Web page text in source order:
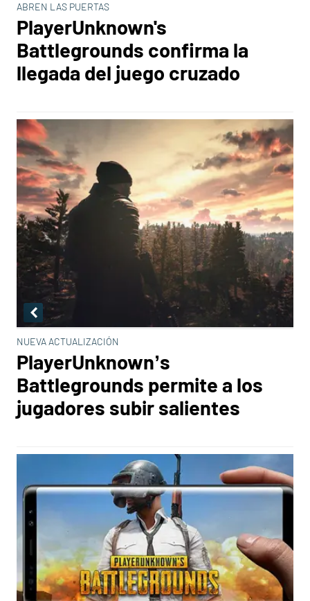
ABREN LAS PUERTAS
PlayerUnknown's
Battlegrounds confirma la
llegada del juego cruzado
NUEVA ACTUALIZACIÓN
PlayerUnknown’s
Battlegrounds permite a los
jugadores subir salientes